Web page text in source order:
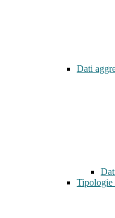
Dati
Tipologie